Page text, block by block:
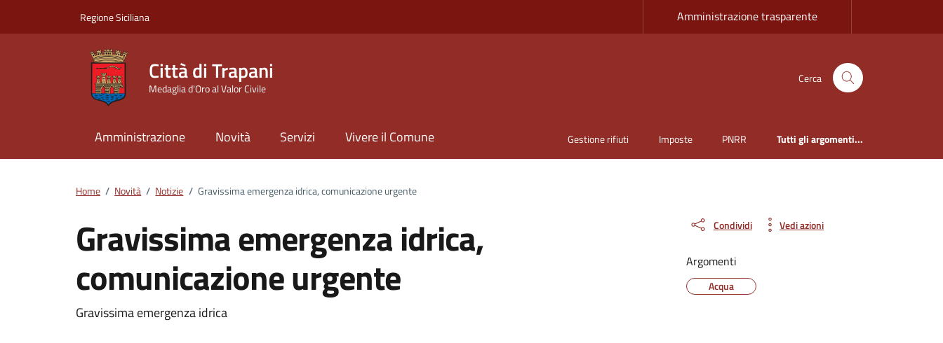
Regione Siciliana Amministrazione trasparente
Città di Trapani
Medaglia d'Oro al Valor Civile
Cerca
Amministrazione Novità Servizi Vivere il Comune Gestione rifiuti Imposte PNRR Tutti gli argomenti...
Home / Novità / Notizie / Gravissima emergenza idrica, comunicazione urgente
Gravissima emergenza idrica,
comunicazione urgente
Dettagli della notizia
Gravissima emergenza idrica
Condividi Vedi azioni
Argomenti
Acqua